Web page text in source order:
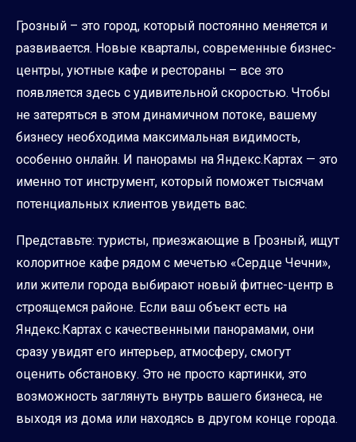
Грозный – это город, который постоянно меняется и
развивается. Новые кварталы, современные бизнес-
центры, уютные кафе и рестораны – все это
появляется здесь с удивительной скоростью. Чтобы
не затеряться в этом динамичном потоке, вашему
бизнесу необходима максимальная видимость,
особенно онлайн. И панорамы на Яндекс.Картах — это
именно тот инструмент, который поможет тысячам
потенциальных клиентов увидеть вас.
Представьте: туристы, приезжающие в Грозный, ищут
колоритное кафе рядом с мечетью «Сердце Чечни»,
или жители города выбирают новый фитнес-центр в
строящемся районе. Если ваш объект есть на
Яндекс.Картах с качественными панорамами, они
сразу увидят его интерьер, атмосферу, смогут
оценить обстановку. Это не просто картинки, это
возможность заглянуть внутрь вашего бизнеса, не
выходя из дома или находясь в другом конце города.